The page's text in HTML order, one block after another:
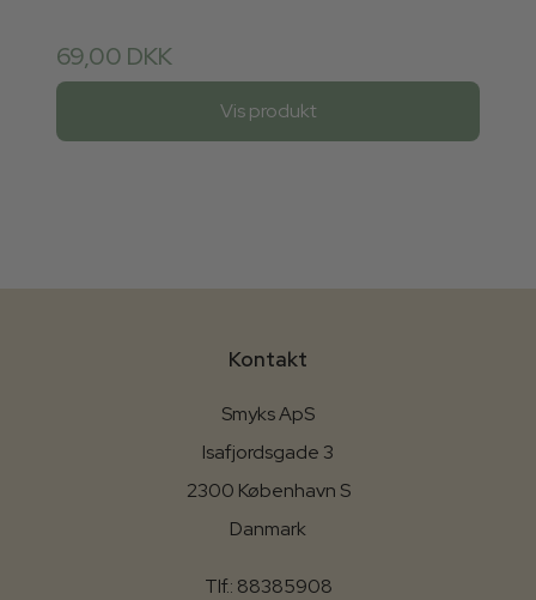
69,00 DKK
Vis produkt
Kontakt
Smyks ApS
Isafjordsgade 3
2300 København S
Danmark
Tlf.: 88385908